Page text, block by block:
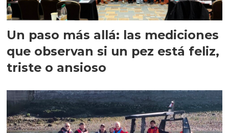
Un paso más allá: las mediciones
que observan si un pez está feliz,
triste o ansioso